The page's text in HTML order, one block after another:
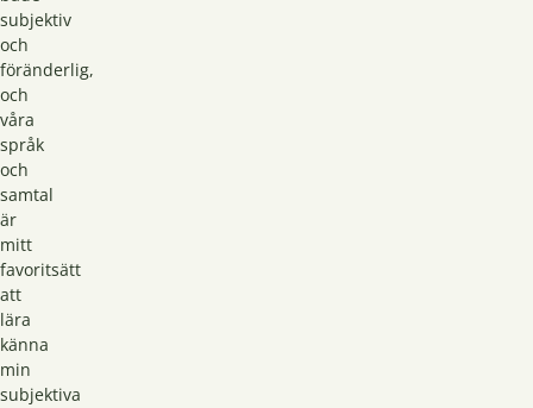
subjektiv
och
föränderlig,
och
våra
språk
och
samtal
är
mitt
favoritsätt
att
lära
känna
min
subjektiva